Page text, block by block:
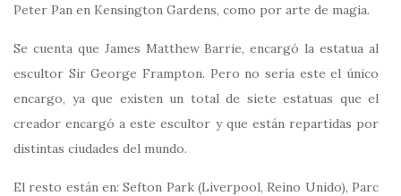
Peter Pan en Kensington Gardens, como por arte de magia.
Se cuenta que James Matthew Barrie, encargó la estatua al
escultor Sir George Frampton. Pero no sería este el único
encargo, ya que existen un total de siete estatuas que el
creador encargó a este escultor y que están repartidas por
distintas ciudades del mundo.
El resto están en: Sefton Park (Liverpool, Reino Unido), Parc